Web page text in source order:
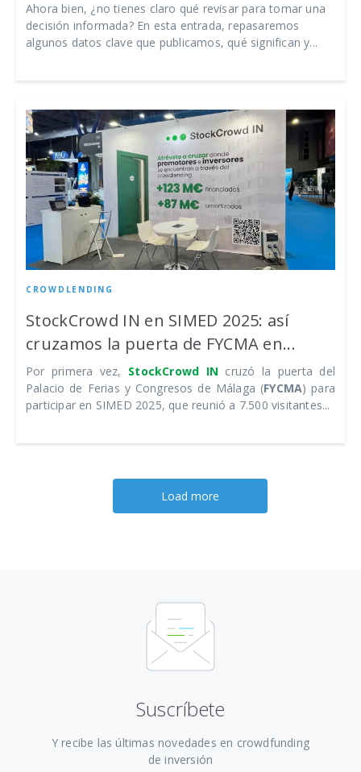
Ahora bien, ¿no tienes claro qué revisar para tomar una
decisión informada? En esta entrada, repasaremos
algunos datos clave que publicamos, qué significan y...
CROWDLENDING
StockCrowd IN en SIMED 2025: así
cruzamos la puerta de FYCMA en...
Por primera vez, StockCrowd IN cruzó la puerta del
Palacio de Ferias y Congresos de Málaga (FYCMA) para
participar en SIMED 2025, que reunió a 7.500 visitantes...
Load more
Suscríbete
Y recibe las últimas novedades en crowdfunding
de inversión